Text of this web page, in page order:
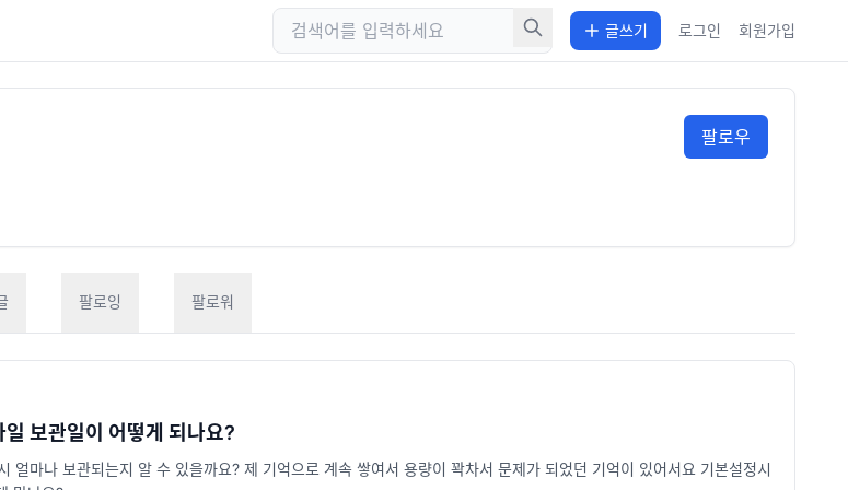
글쓰기 로그인 회원가입
팔로우
팔로잉 팔로워
보관일이 어떻게 되나요?
얼마나 보관되는지 알 수 있을까요? 제 기억으로 계속 쌓여서 용량이 꽉차서 문제가 되었던 기억이 있어서요 기본설정시